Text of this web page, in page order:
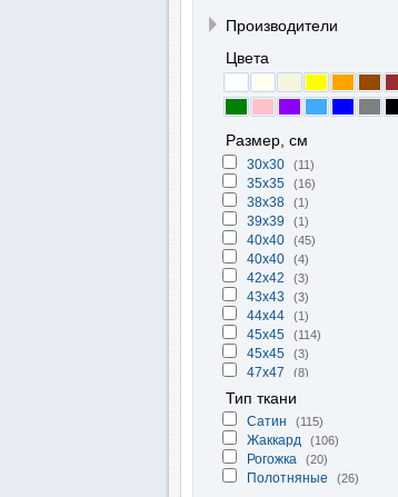
Производители
Цвета
Размер, см
30x30 (11)
35x35 (16)
38х38 (1)
39х39 (1)
40x40 (45)
40х40 (4)
42x42 (3)
43х43 (3)
44х44 (1)
45x45 (114)
45х45 (3)
47x47 (8)
50х50 (3)
52х52 (1)
53x53 (1)
Тип ткани
Cатин (115)
Жаккард (106)
Рогожка (20)
Полотняные (26)